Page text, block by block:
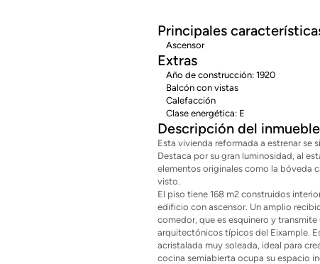
Principales
Ascensor
Extras
Año de construcción: 1920
Balcón con vistas
Calefacción
Clase energética: E
Descripción del inmueble
Esta vivienda reformada a estrenar se
Destaca por su gran luminosidad, al
elementos originales como la bóveda
visto.
El piso tiene 168 m2 construidos
edificio con ascensor. Un amplio
comedor, que es esquinero y
arquitectónicos típicos del Eixample.
acristalada muy soleada, ideal para
cocina semiabierta ocupa su espacio